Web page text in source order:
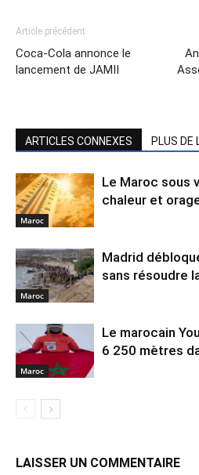
Article précédent
Coca-Cola annonce le
lancement de JAMII
ARTICLES CONNEXES PLUS DE
Maroc
Le Maroc sous
chaleur et
Maroc
Madrid
sans résoudre
Maroc
Le marocain
6 250 mètres
LAISSER UN COMMENTAIRE